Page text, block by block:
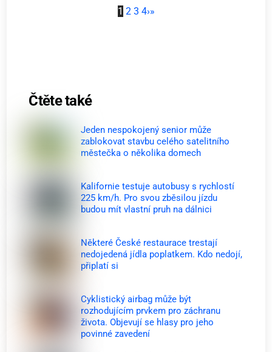
1 2 3 4›»
Čtěte také
Jeden nespokojený senior může
zablokovat stavbu celého satelitního
městečka o několika domech
Kalifornie testuje autobusy s rychlostí
225 km/h. Pro svou zběsilou jízdu
budou mít vlastní pruh na dálnici
Některé České restaurace trestají
nedojedená jídla poplatkem. Kdo nedojí,
připlatí si
Cyklistický airbag může být
rozhodujícím prvkem pro záchranu
života. Objevují se hlasy pro jeho
povinné zavedení